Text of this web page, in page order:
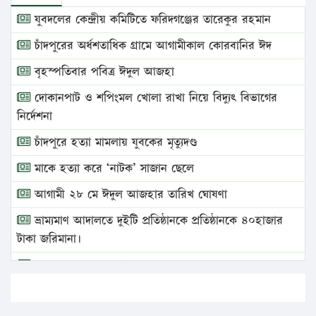
যুবদলের কেন্দ্রীয় কমিটিতে ফরিদগঞ্জের তারেকুর রহমান
চাঁদপুরের অর্ধশতাধিক গ্রামে আগামীকাল কোরবানির ঈদ
বৃহস্পতিবার পবিত্র ঈদুল আজহা
দোকানপাট ও শপিংমল খোলা রাখা নিয়ে বিদ্যুৎ বিভাগের
নির্দেশনা
চাঁদপুরে হত্যা মামলায় যুবকের মৃত্যুদণ্ড
মাকে হত্যা করে ‘নাটক’ সাজান ছেলে
আগামী ২৮ মে ঈদুল আজহার তারিখ ঘোষণা
ভ্রাম্যমাণ আদালতে দুইটি প্রতিষ্ঠানকে প্রতিষ্ঠানকে ৪০হাজার
টাকা জরিমানা।
এবার লঞ্চের ভাড়া বাড়ল